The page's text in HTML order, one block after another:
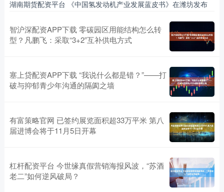
湖南期货配资平台 《中国氢发动机产业发展蓝皮书》在潍坊发布
智沪深配资APP下载 零碳园区用能结构怎么转
型？凡鹏飞：采取“3+2”互补供电方式
塞上贷配资APP下载 “我说什么都是错？”——打
破与抑郁青少年沟通的隔阂之墙
有富策略官网 已签约展览面积超33万平米 第八
届进博会将于11月5日开幕
杠杆配资平台 今世缘真假营销海报风波，“苏酒
老二”如何逆风破局？